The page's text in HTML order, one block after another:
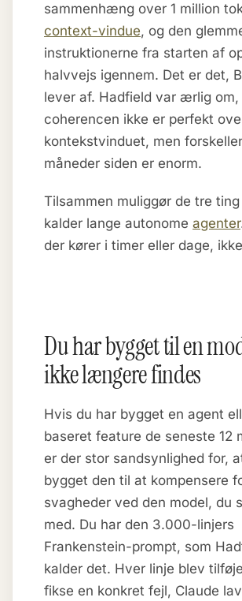
sammenhæng over 1 million
context-vindue, og den
instruktionerne fra starten af
halvvejs igennem. Det er det,
lever af. Hadfield var ærlig om,
coherencen ikke er perfekt
kontekstvinduet, men
måneder siden er enorm.
Tilsammen muliggør de tre
kalder lange autonome agenter
der kører i timer eller dage,
Du har bygget til en
ikke længere findes
Hvis du har bygget en agent
baseret feature de seneste 12
er der stor sandsynlighed for,
bygget den til at kompensere
svagheder ved den model, du
med. Du har den 3.000-linjers
Frankenstein-prompt, som
kalder det. Hver linje blev
fikse en konkret fejl, Claude